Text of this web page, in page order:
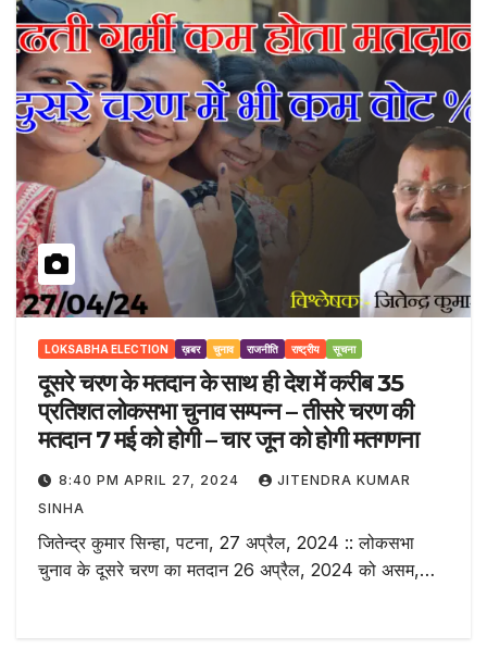
LOKSABHA ELECTION ख़बर चुनाव राजनीति राष्ट्रीय सूचना
दूसरे चरण के मतदान के साथ ही देश में करीब 35
प्रतिशत लोकसभा चुनाव सम्पन्न – तीसरे चरण की
मतदान 7 मई को होगी – चार जून को होगी मतगणना
8:40 PM APRIL 27, 2024
JITENDRA KUMAR
SINHA
जितेन्द्र कुमार सिन्हा, पटना, 27 अप्रैल, 2024 :: लोकसभा
चुनाव के दूसरे चरण का मतदान 26 अप्रैल, 2024 को असम,…